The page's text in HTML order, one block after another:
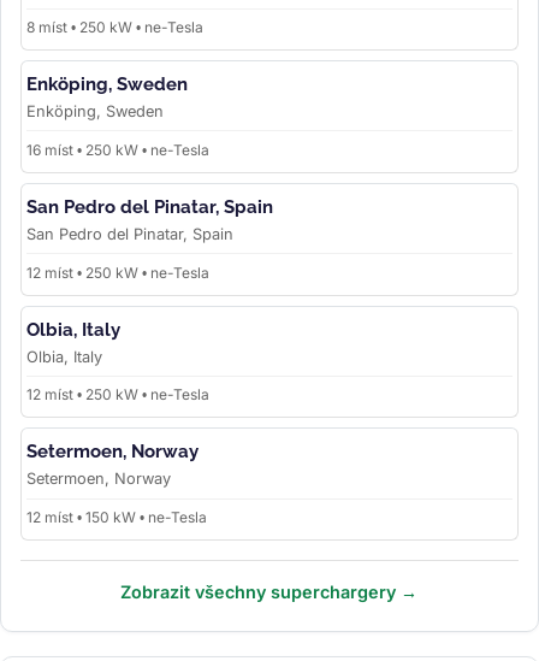
8 míst • 250 kW • ne-Tesla
Enköping, Sweden
Enköping, Sweden
16 míst • 250 kW • ne-Tesla
San Pedro del Pinatar, Spain
San Pedro del Pinatar, Spain
12 míst • 250 kW • ne-Tesla
Olbia, Italy
Olbia, Italy
12 míst • 250 kW • ne-Tesla
Setermoen, Norway
Setermoen, Norway
12 míst • 150 kW • ne-Tesla
Zobrazit všechny superchargery →